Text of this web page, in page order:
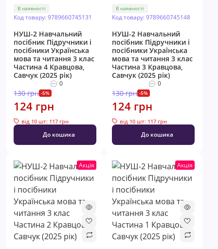
В наявності
Код товару: 9789660745131
НУШ-2 Навчальний
посібник Пiдручники i
посiбники Українська
мова та читання 3 клас
Частина 4 Кравцова,
Савчук (2025 рік)
0
130 грн -5%
124 грн
від 10 шт: 117 грн
До кошика
В наявності
Код товару: 9789660745148
НУШ-2 Навчальний
посібник Пiдручники i
посiбники Українська
мова та читання 3 клас
Частина 3 Кравцова,
Савчук (2025 рік)
0
130 грн -5%
124 грн
від 10 шт: 117 грн
До кошика
Акція Акція